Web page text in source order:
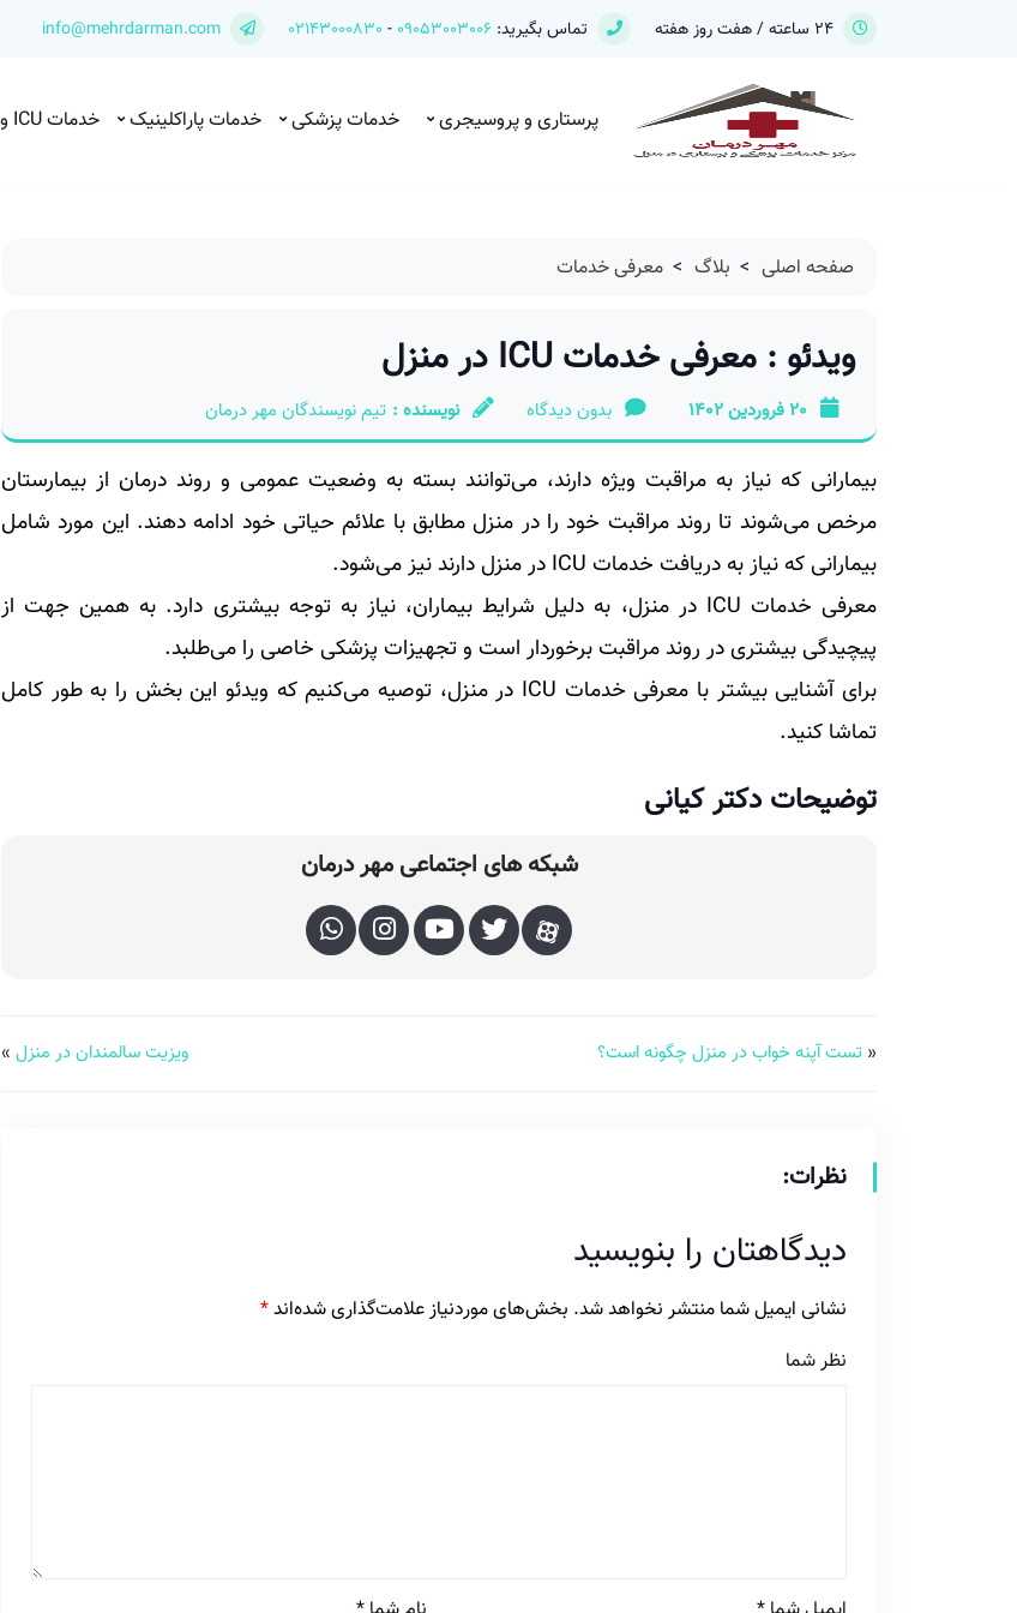
تماس بگیرید: 09053003006
-
02143000830
info@mehrdarman.com
پرستاری و پروسیجری خدمات پزشکی خدمات پاراکلینیک خدمات ICU و CCU
صفحه اصلی > بلاگ > معرفی خدمات
ویدئو : معرفی خدمات ICU در منزل
20 فروردین 1402 بدون دیدگاه نویسنده : تیم نویسندگان مهر درمان
بیمارانی که نیاز به مراقبت ویژه دارند، می‌توانند بسته به وضعیت عمومی و روند درمان از بیمارستان
مرخص می‌شوند تا روند مراقبت خود را در منزل مطابق با علائم حیاتی خود ادامه دهند. این مورد شامل
بیمارانی که نیاز به دریافت خدمات ICU در منزل دارند نیز می‌شود.
معرفی خدمات ICU در منزل، به دلیل شرایط بیماران، نیاز به توجه بیشتری دارد. به همین جهت از
پیچیدگی بیشتری در روند مراقبت برخوردار است و تجهیزات پزشکی خاصی را می‌طلبد.
برای آشنایی بیشتر با معرفی خدمات ICU در منزل، توصیه می‌کنیم که ویدئو این بخش را به طور کامل
تماشا کنید.
توضیحات دکتر کیانی
شبکه های اجتماعی مهر درمان
« تست آپنه خواب در منزل چگونه است؟ ویزیت سالمندان در منزل »
نظرات:
دیدگاهتان را بنویسید
نشانی ایمیل شما منتشر نخواهد شد. بخش‌های موردنیاز علامت‌گذاری شده‌اند*
نظر شما